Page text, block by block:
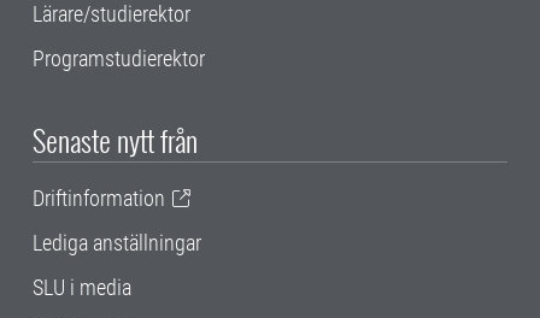
Lärare/studierektor
Programstudierektor
Senaste nytt från
Driftinformation
Lediga anställningar
SLU i media